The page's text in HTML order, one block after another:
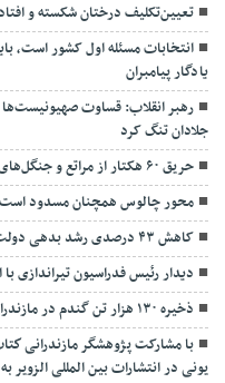
تعیین‌تکلیف درختان شکسته و
انتخابات مسئله اول کشور است،
یادگار پیامبران
رهبر انقلاب: قساوت
جلادان تنگ کرد
حریق ۶۰ هکتار از مراتع و جنگل‌های مازندران
محور چالوس همچنان مسدود است
کاهش ۴۳ درصدی رشد بدهی دولت به بانک مرکزی در دولت سیزدهم
دیدار رئیس فدراسیون تیراندازی با
ذخیره ۱۳۰ هزار تن گندم در مازندران
با مشارکت پژوهشگر مازندرانی
یونی در انتشارات بین المللی الزویر